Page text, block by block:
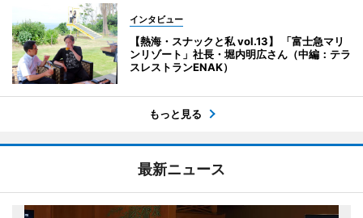
インタビュー
【熱海・スナックと私 vol.13】 「富士急マリ
ンリゾート」社長・堀内明広さん（中編：テラ
スレストランENAK）
もっと見る
最新ニュース